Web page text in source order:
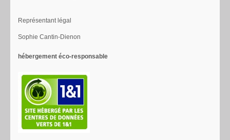
Représentant légal
Sophie Cantin-Dienon
hébergement éco-responsable